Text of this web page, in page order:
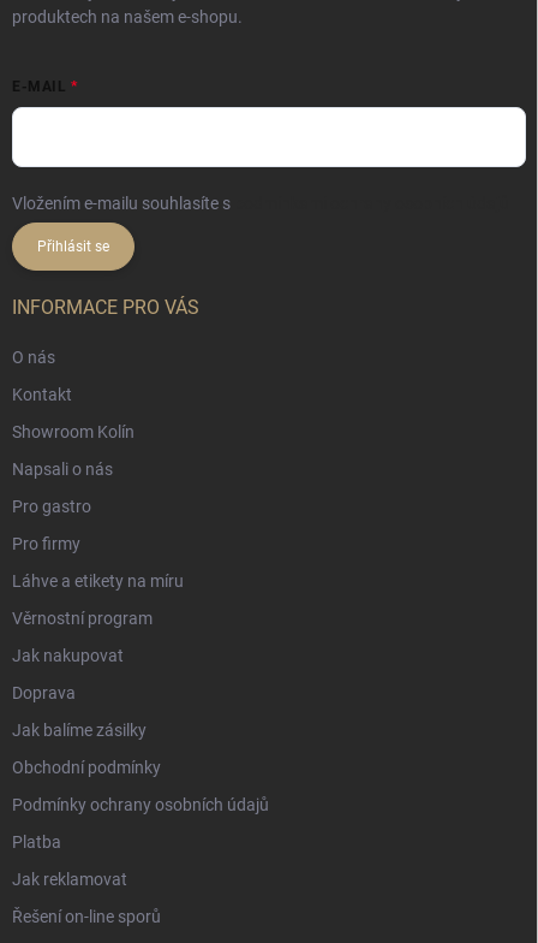
produktech na našem e-shopu.
E-MAIL
Vložením e-mailu souhlasíte s
Přihlásit se
INFORMACE PRO VÁS
O nás
Kontakt
Showroom Kolín
Napsali o nás
Pro gastro
Pro firmy
Láhve a etikety na míru
Věrnostní program
Jak nakupovat
Doprava
Jak balíme zásilky
Obchodní podmínky
Podmínky ochrany osobních údajů
Platba
Jak reklamovat
Řešení on-line sporů